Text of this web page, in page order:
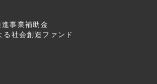
事業補助金
社会創造ファンド